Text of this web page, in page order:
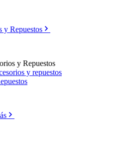
y Repuestos
y Repuestos
y repuestos